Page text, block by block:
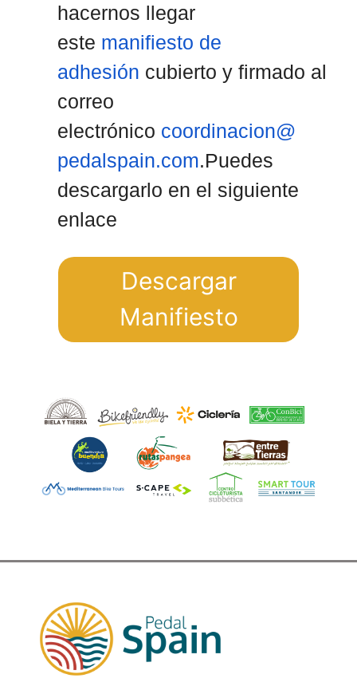
hacernos llegar
este manifiesto de
adhesión cubierto y firmado al
correo
electrónico coordinacion@
pedalspain.com.Puedes
descargarlo en el siguiente
enlace
Descargar
Manifiesto